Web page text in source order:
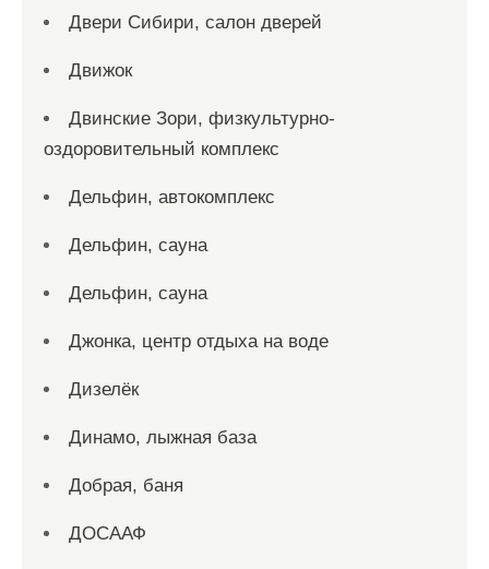
Двери Сибири, салон дверей
Движок
Двинские Зори, физкультурно-
оздоровительный комплекс
Дельфин, автокомплекс
Дельфин, сауна
Дельфин, сауна
Джонка, центр отдыха на воде
Дизелёк
Динамо, лыжная база
Добрая, баня
ДОСААФ